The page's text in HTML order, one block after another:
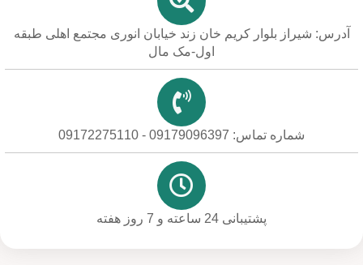
آدرس: شیراز بلوار کریم خان زند خیابان انوری مجتمع اهلی طبقه
اول-مک مال
شماره تماس: 09179096397 - 09172275110
پشتیبانی 24 ساعته و 7 روز هفته